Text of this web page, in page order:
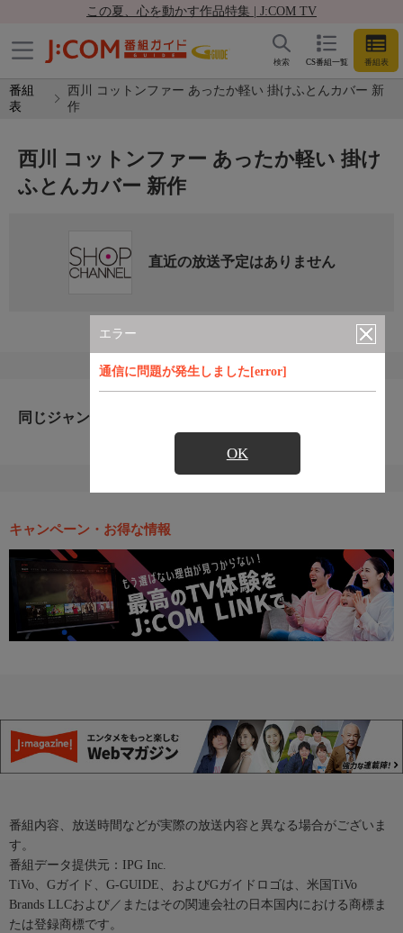
この夏、心を動かす作品特集 | J:COM TV
CS番組一覧 番組表
検索
番組
表
西川 コットンファー あったか軽い 掛けふとんカバー 新
作
エラー
通信に問題が発生しました[error]
OK
西川 コットンファー あったか軽い 掛け
ふとんカバー 新作
直近の放送予定はありません
同じジャンルのおすすめ番組
キャンペーン・お得な情報
番組内容、放送時間などが実際の放送内容と異なる場合がございま
す。
番組データ提供元：IPG Inc.
TiVo、Gガイド、G-GUIDE、およびGガイドロゴは、米国TiVo
Brands LLCおよび／またはその関連会社の日本国内における商標ま
たは登録商標です。